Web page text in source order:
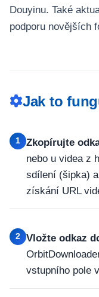
Douyinu. Také
podporu novějších
Jak to
1 Zkopírujte
nebo u videa z
sdílení (šipka)
získání URL
2 Vložte odkaz
vstupního pole